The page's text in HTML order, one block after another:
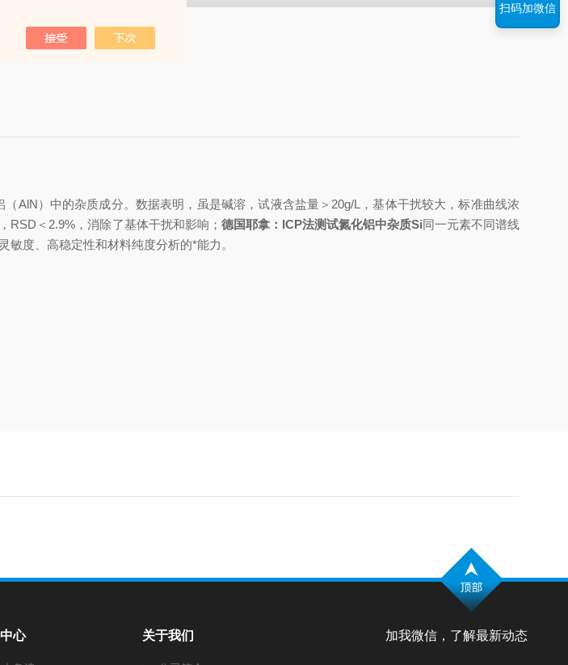
AlN）中的杂质成分。数据表明，虽是碱溶，试液含盐量＞20g/L，基体干扰较大，标准曲线浓
RSD＜2.9%，消除了基体干扰和影响； 德国耶拿：ICP法测试氮化铝中杂质Si同一元素不同谱线
度、高稳定性和材料纯度分析的*能力。
加我微信，了解最新动态
心 关于我们
扫码加微信